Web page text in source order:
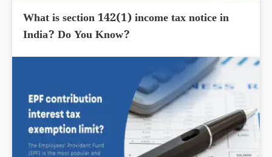
What is section 142(1) income tax notice in
India? Do You Know?